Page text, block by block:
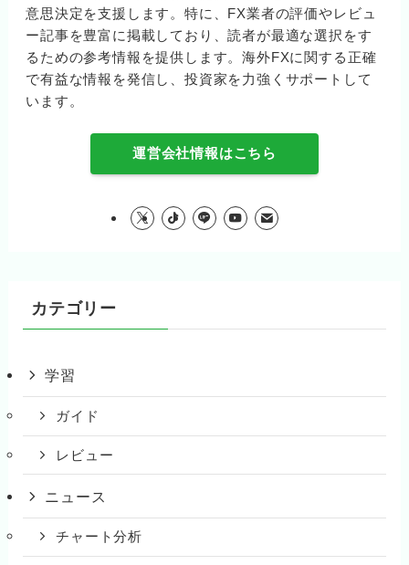
意思決定を支援します。特に、FX業者の評価やレビュ
ー記事を豊富に掲載しており、読者が最適な選択をす
るための参考情報を提供します。海外FXに関する正確
で有益な情報を発信し、投資家を力強くサポートして
います。
運営会社情報はこちら
カテゴリー
学習
ガイド
レビュー
ニュース
チャート分析